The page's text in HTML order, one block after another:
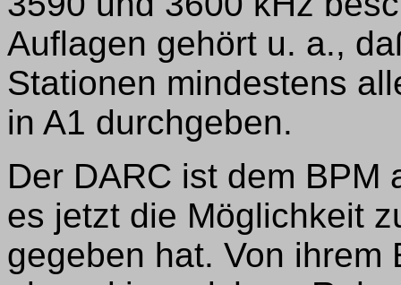
Auflagen gehört u. a.,
Stationen mindestens
in A1 durchgeben.
Der DARC ist dem
es jetzt die Möglichkeit
gegeben hat. Von ihrem